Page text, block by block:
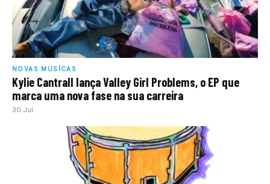
NOVAS MUSÍCAS
Kylie Cantrall lança Valley Girl Problems, o EP que
marca uma nova fase na sua carreira
30 Jul